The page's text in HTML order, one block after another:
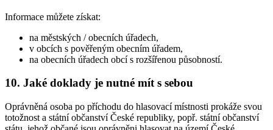
Informace můžete získat:
na městských / obecních úřadech,
v obcích s pověřeným obecním úřadem,
na obecních úřadech obcí s rozšířenou působností.
10. Jaké doklady je nutné mít s sebou
Oprávněná osoba po příchodu do hlasovací místnosti prokáže svou
totožnost a státní občanství České republiky, popř. státní občanství